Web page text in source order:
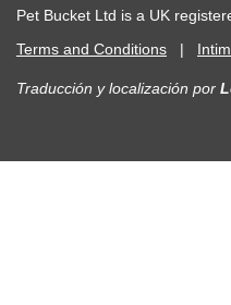
Pet Bucket Ltd is a UK
Terms and Conditions |
Traducción y localización por